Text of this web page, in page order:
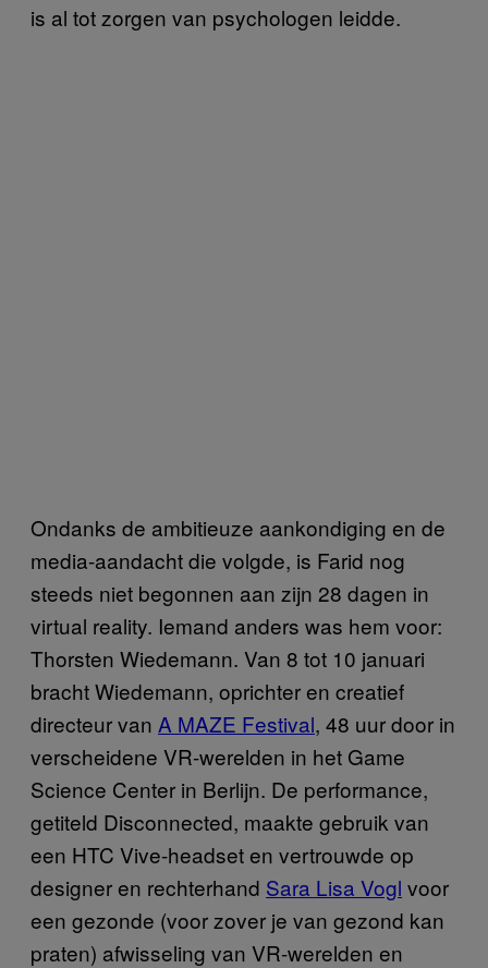
is al tot zorgen van psychologen leidde.
Ondanks de ambitieuze aankondiging en de
media-aandacht die volgde, is Farid nog
steeds niet begonnen aan zijn 28 dagen in
virtual reality. Iemand anders was hem voor:
Thorsten Wiedemann. Van 8 tot 10 januari
bracht Wiedemann, oprichter en creatief
directeur van A MAZE Festival, 48 uur door in
verscheidene VR-werelden in het Game
Science Center in Berlijn. De performance,
getiteld Disconnected, maakte gebruik van
een HTC Vive-headset en vertrouwde op
designer en rechterhand Sara Lisa Vogl voor
een gezonde (voor zover je van gezond kan
praten) afwisseling van VR-werelden en